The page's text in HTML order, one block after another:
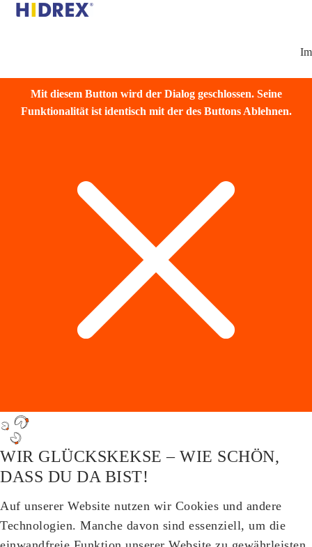
Mit diesem Button wird der Dialog geschlossen. Seine
Funktionalität ist identisch mit der des Buttons Ablehnen.
WIR GLÜCKSKEKSE – WIE SCHÖN,
DASS DU DA BIST!
Auf unserer Website nutzen wir Cookies und andere
Technologien. Manche davon sind essenziell, um die